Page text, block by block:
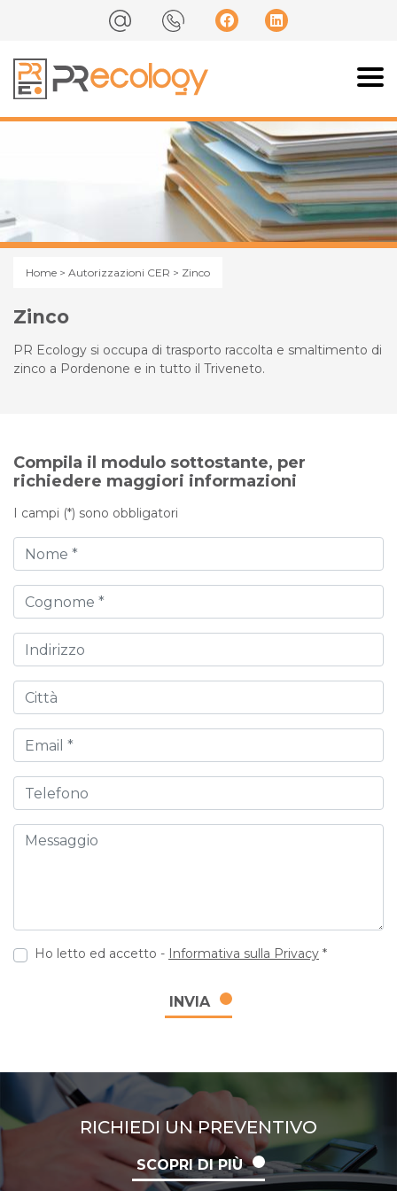
Home > Autorizzazioni CER > Zinco
Zinco
PR Ecology si occupa di trasporto raccolta e smaltimento di
zinco a Pordenone e in tutto il Triveneto.
Compila il modulo sottostante, per
richiedere maggiori informazioni
I campi (*) sono obbligatori
Nome
Cognome
Indirizzo
Città
Email
Telefono
Messaggio
Ho letto ed accetto - Informativa sulla Privacy *
INVIA
RICHIEDI UN PREVENTIVO
SCOPRI DI PIÙ